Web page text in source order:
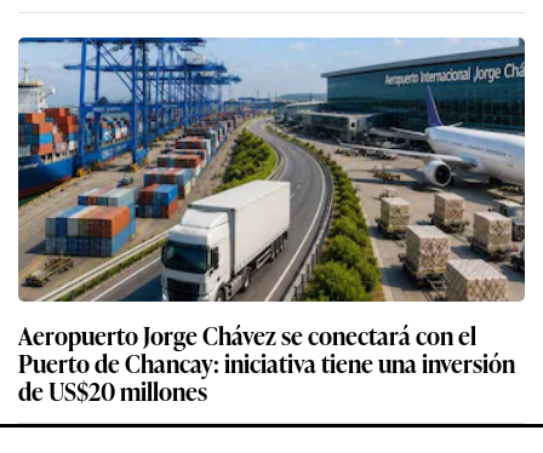
Aeropuerto Jorge Chávez se conectará con el
Puerto de Chancay: iniciativa tiene una inversión
de US$20 millones